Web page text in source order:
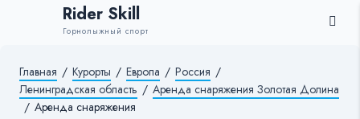
Rider Skill
Горнолыжный спорт
Главная / Курорты / Европа / Россия /
Ленинградская область / Аренда снаряжения Золотая Долина
/ Аренда снаряжения